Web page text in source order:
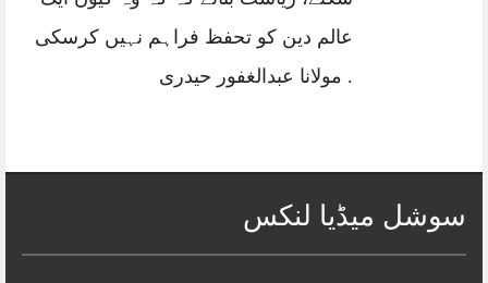
عالم دین کو تحفظ فراہم نہیں کرسکی
. مولانا عبدالغفور حیدری
سوشل میڈیا لنکس